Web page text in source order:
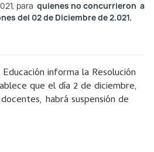
para quienes no concurrieron a
del 02 de Diciembre de 2.021.
informa la Resolución
que el día 2 de diciembre,
habrá suspensión de